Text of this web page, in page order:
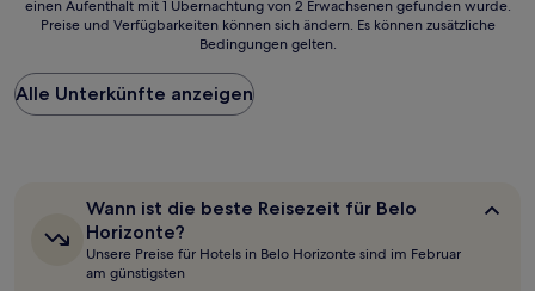
ist
Preis
pro
Nacht,
24 Stunden
einen Aufenthalt mit 1 Übernachtung von 2 Erwachsenen gefunden wurde.
Preise und Verfügbarkeiten können sich ändern. Es können zusätzliche
Bedingungen gelten.
Alle Unterkünfte anzeigen
Wann
ist
die
beste
Reisezeit
Wann ist die beste Reisezeit für Belo
Horizonte?
Unsere Preise für Hotels in Belo Horizonte sind im Februar
am günstigsten